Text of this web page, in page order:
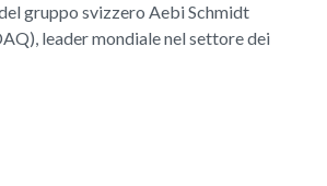
gruppo svizzero Aebi Schmidt
leader mondiale nel settore dei